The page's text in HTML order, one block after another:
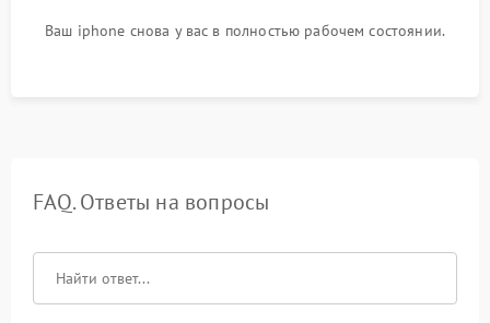
Ваш iphone снова у вас в полностью рабочем состоянии.
FAQ. Ответы на вопросы